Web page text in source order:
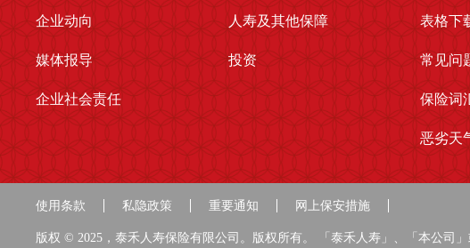
企业动向
媒体报导
企业社会责任
人寿及其他保障
投资
表格下
常见问
保险词
恶劣天
使用条款 私隐政策 重要通知 网上保安措施
版权 © 2025，泰禾人寿保险有限公司。版权所有。 「泰禾人寿」、「本公司